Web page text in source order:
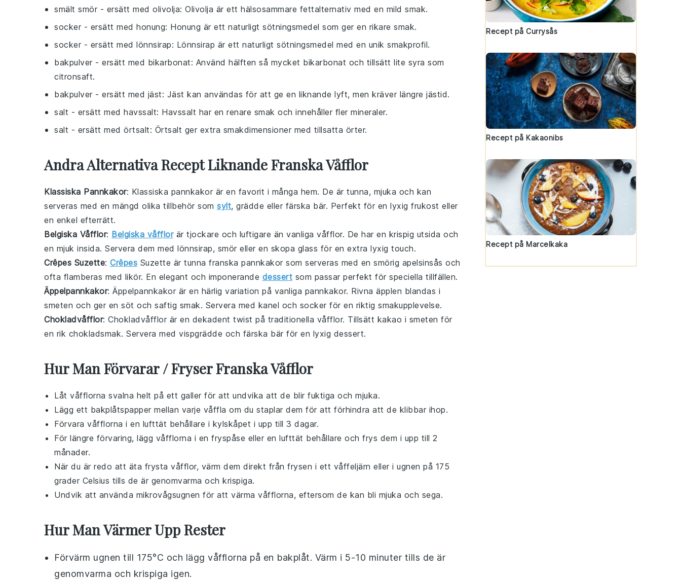
smält smör - ersätt med olivolja: Olivolja är ett hälsosammare fettalternativ med en mild smak.
socker - ersätt med honung: Honung är ett naturligt sötningsmedel som ger en rikare smak.
socker - ersätt med lönnsirap: Lönnsirap är ett naturligt sötningsmedel med en unik smakprofil.
bakpulver - ersätt med bikarbonat: Använd hälften så mycket bikarbonat och tillsätt lite syra som
citronsaft.
bakpulver - ersätt med jäst: Jäst kan användas för att ge en liknande lyft, men kräver längre jästid.
salt - ersätt med havssalt: Havssalt har en renare smak och innehåller fler mineraler.
salt - ersätt med örtsalt: Örtsalt ger extra smakdimensioner med tillsatta örter.
Andra Alternativa Recept Liknande Franska Våfflor
Klassiska Pannkakor: Klassiska pannkakor är en favorit i många hem. De är tunna, mjuka och kan
serveras med en mängd olika tillbehör som sylt, grädde eller färska bär. Perfekt för en lyxig frukost eller
en enkel efterrätt.
Belgiska Våfflor: Belgiska våfflorär tjockare och luftigare än vanliga våfflor. De har en krispig utsida och
en mjuk insida. Servera dem med lönnsirap, smör eller en skopa glass för en extra lyxig touch.
Crêpes Suzette: Crêpes Suzette är tunna franska pannkakor som serveras med en smörig apelsinsås och
ofta flamberas med likör. En elegant och imponerande dessert som passar perfekt för speciella tillfällen.
Äppelpannkakor: Äppelpannkakor är en härlig variation på vanliga pannkakor. Rivna äpplen blandas i
smeten och ger en söt och saftig smak. Servera med kanel och socker för en riktig smakupplevelse.
Chokladvåfflor: Chokladvåfflor är en dekadent twist på traditionella våfflor. Tillsätt kakao i smeten för
en rik chokladsmak. Servera med vispgrädde och färska bär för en lyxig dessert.
Hur Man Förvarar / Fryser Franska Våfflor
Låt våfflorna svalna helt på ett galler för att undvika att de blir fuktiga och mjuka.
Lägg ett bakplåtspapper mellan varje våffla om du staplar dem för att förhindra att de klibbar ihop.
Förvara våfflorna i en lufttät behållare i kylskåpet i upp till 3 dagar.
För längre förvaring, lägg våfflorna i en fryspåse eller en lufttät behållare och frys dem i upp till 2
månader.
När du är redo att äta frysta våfflor, värm dem direkt från frysen i ett våffeljärn eller i ugnen på 175
grader Celsius tills de är genomvarma och krispiga.
Undvik att använda mikrovågsugnen för att värma våfflorna, eftersom de kan bli mjuka och sega.
Hur Man Värmer Upp Rester
Förvärm ugnen till 175°C och lägg våfflorna på en bakplåt. Värm i 5-10 minuter tills de är
genomvarma och krispiga igen.
Recept på Currysås
Recept på Kakaonibs
Recept på Marcelkaka